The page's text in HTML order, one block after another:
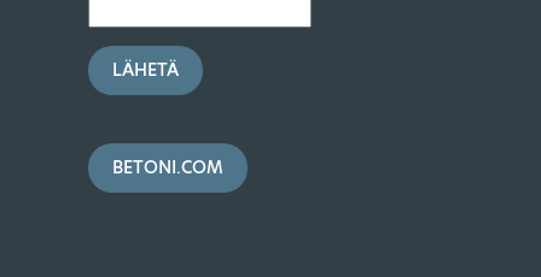
LÄHETÄ
BETONI.COM